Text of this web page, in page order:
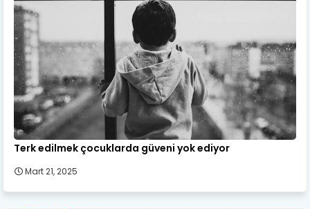
Terk edilmek çocuklarda güveni yok ediyor
Mart 21, 2025